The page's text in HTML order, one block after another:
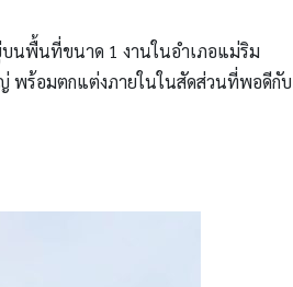
บนพื้นที่ขนาด 1 งานในอำเภอแม่ริม
พร้อมตกแต่งภายในในสัดส่วนที่พอดีกับ